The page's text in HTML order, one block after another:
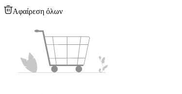
Αφαίρεση όλων